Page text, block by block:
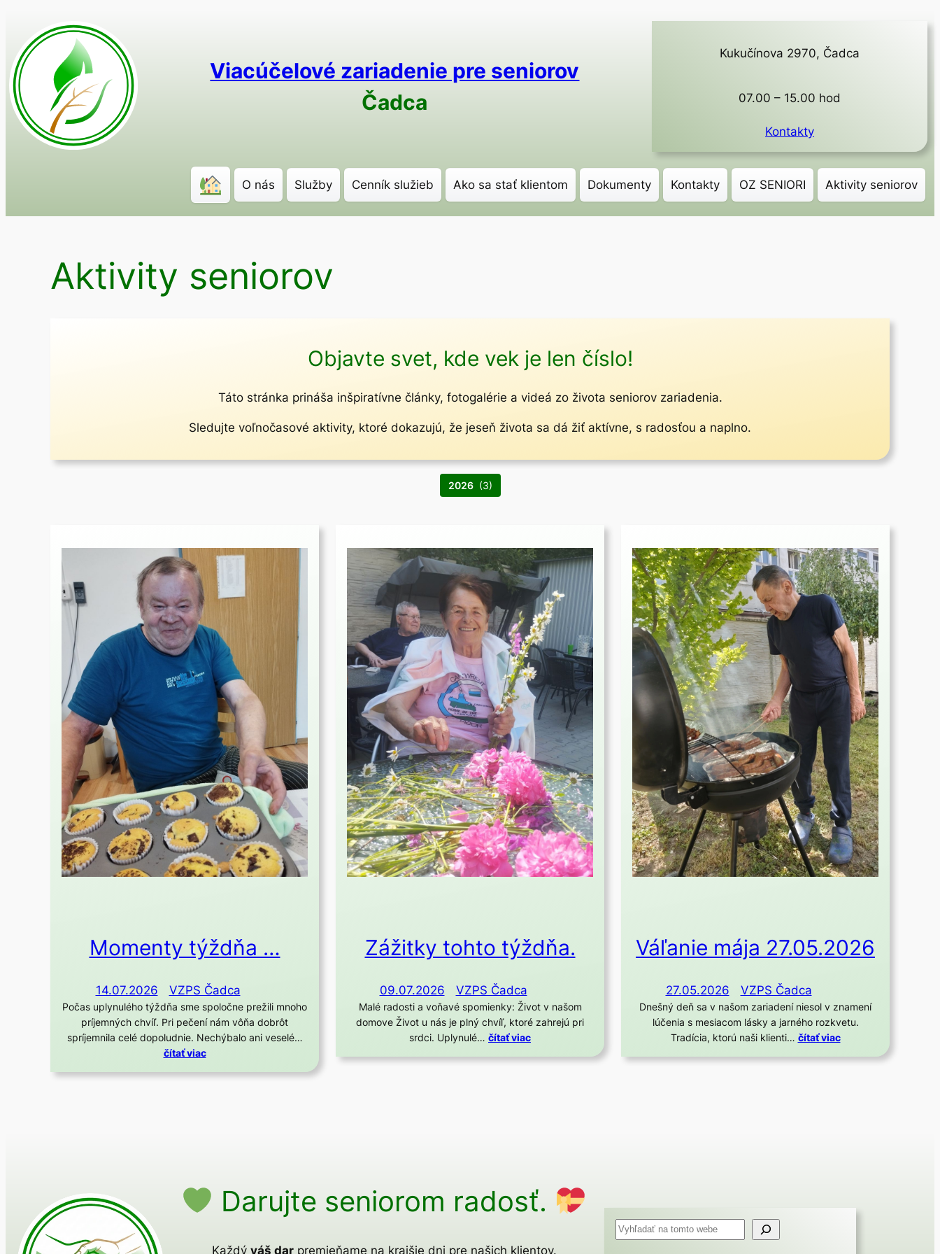
obsah
Viacúčelové zariadenie pre seniorov
Čadca
Kukučínova 2970, Čadca
07.00 – 15.00 hod
Kontakty
O nás Služby Cenník služieb Ako sa stať klientom Dokumenty Kontakty OZ SENIORI Aktivity seniorov
Aktivity seniorov
Objavte svet, kde vek je len číslo!
Táto stránka prináša inšpiratívne články, fotogalérie a videá zo života seniorov zariadenia.
Sledujte voľnočasové aktivity, ktoré dokazujú, že jeseň života sa dá žiť aktívne, s radosťou a naplno.
2026 (3)
Momenty týždňa …
14.07.2026 VZPS Čadca
Počas uplynulého týždňa sme spoločne prežili mnoho
príjemných chvíľ. Pri pečení nám vôňa dobrôt
spríjemnila celé dopoludnie. Nechýbalo ani veselé…
čítať viac
Zážitky tohto týždňa.
09.07.2026 VZPS Čadca
Malé radosti a voňavé spomienky: Život v našom
domove Život u nás je plný chvíľ, ktoré zahrejú pri
srdci. Uplynulé… čítať viac
Váľanie mája 27.05.2026
27.05.2026 VZPS Čadca
Dnešný deň sa v našom zariadení niesol v znamení
lúčenia s mesiacom lásky a jarného rozkvetu.
Tradícia, ktorú naši klienti… čítať viac
Darujte seniorom radosť.
Každý váš darpremieňame na krajšie dni pre našich klientov.
H